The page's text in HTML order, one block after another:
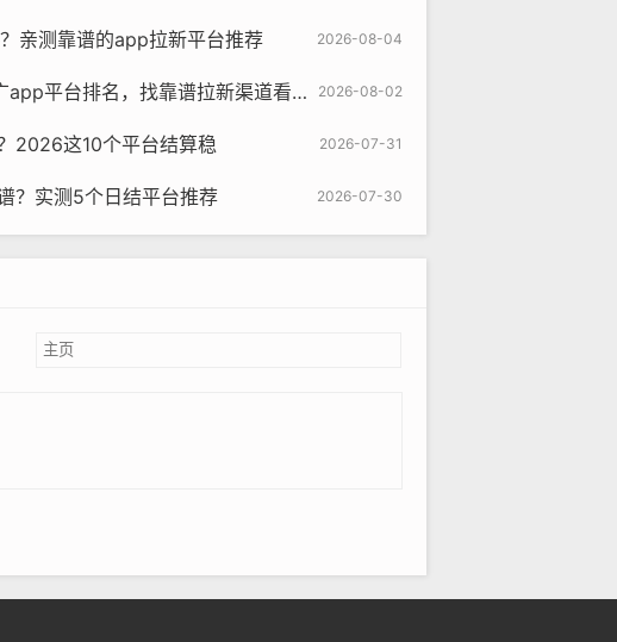
2026-08-04
亲测靠谱的app拉新平台推荐
2026-08-02
平台排名，找靠谱拉新渠道看这篇
2026-07-31
2026这10个平台结算稳
2026-07-30
？实测5个日结平台推荐